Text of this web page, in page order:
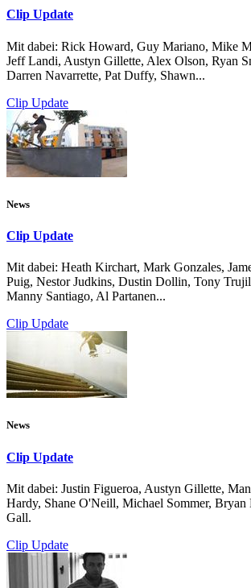
Clip Update
Mit dabei: Rick Howard, Guy Mariano, Mike
Jeff Landi, Austyn Gillette, Alex Olson, Ryan
Darren Navarrette, Pat Duffy, Shawn...
Clip Update
News
Clip Update
Mit dabei: Heath Kirchart, Mark Gonzales,
Puig, Nestor Judkins, Dustin Dollin, Tony
Manny Santiago, Al Partanen...
Clip Update
News
Clip Update
Mit dabei: Justin Figueroa, Austyn Gillette,
Hardy, Shane O'Neill, Michael Sommer, Bryan
Gall.
Clip Update